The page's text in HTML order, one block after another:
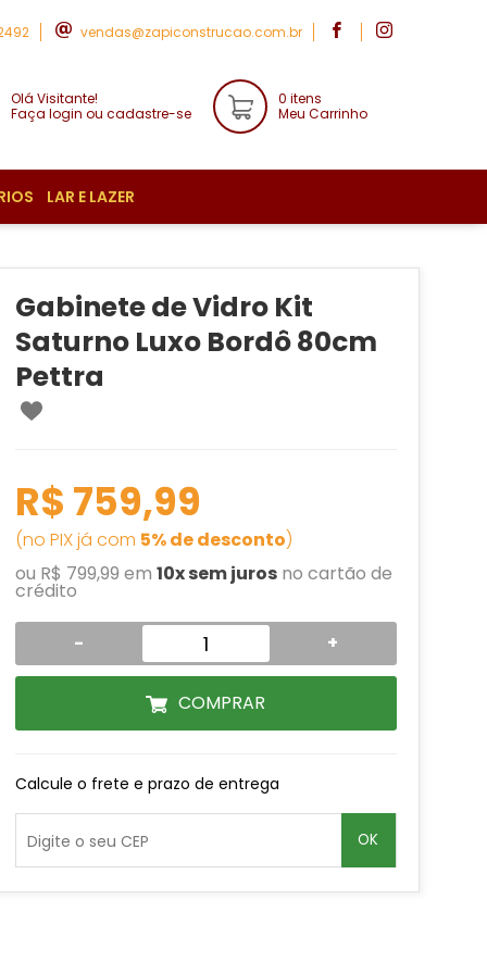
vendas@zapiconstrucao.com.br
Olá Visitante!
Faça login ou cadastre-se
0 itens
Meu Carrinho
LAR E LAZER
Gabinete de Vidro Kit
Saturno Luxo Bordô 80cm
Pettra
R$ 759,99
(no PIX já com 5% de desconto)
ou R$ 799,99 em 10x sem jurosno cartão de
crédito
- +
COMPRAR
Calcule o frete e prazo de entrega
OK